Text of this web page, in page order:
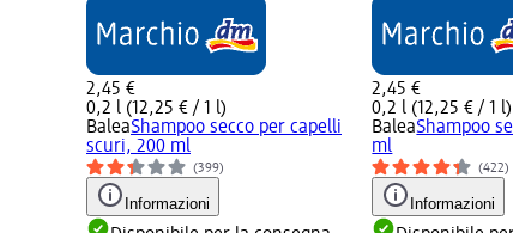
2,45 €
0,2 l (12,25 € / 1 l)
BaleaShampoo secco per capelli
scuri, 200 ml
(399)
Informazioni
2,45 €
0,2 l (12,25 € / 1 l)
BaleaShampoo
ml
(422)
Informazioni